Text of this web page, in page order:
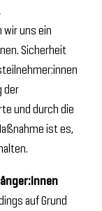
wir uns ein
Sicherheit
der
und durch die
ist es,
auf Grund